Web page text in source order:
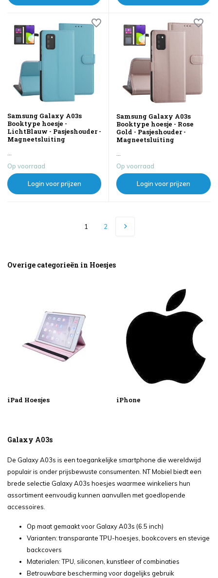
Samsung Galaxy A03s
Booktype hoesje -
LichtBlauw - Pasjeshouder -
Magneetsluiting
...
Op voorraad
Login voor prijzen
Samsung Galaxy A03s
Booktype hoesje - Rose
Gold - Pasjeshouder -
Magneetsluiting
...
Op voorraad
Login voor prijzen
1 2
Overige categorieën in Hoesjes
iPad Hoesjes iPhone
Galaxy A03s
De Galaxy A03s is een toegankelijke smartphone die wereldwijd
populair is onder prijsbewuste consumenten. NT Mobiel biedt een
brede selectie Galaxy A03s hoesjes waarmee winkeliers hun
assortiment eenvoudig kunnen aanvullen met goedlopende
accessoires.
Op maat gemaakt voor Galaxy A03s (6.5 inch)
Varianten: transparante TPU-hoesjes, bookcovers en stevige
backcovers
Materialen: TPU, siliconen, kunstleer of combinaties
Betrouwbare bescherming voor dagelijks gebruik